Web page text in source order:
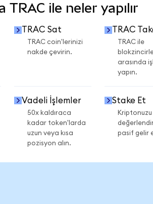
ile neler yapılır
TRAC Sat
TRAC coin'lerinizi
nakde çevirin.
TRAC
TRAC ile
arasında
yapın.
Vadeli İşlemler
50x kaldıraca
kadar token'larda
uzun veya kısa
pozisyon alın.
Stake Et
Kriptonuzu
pasif gelir